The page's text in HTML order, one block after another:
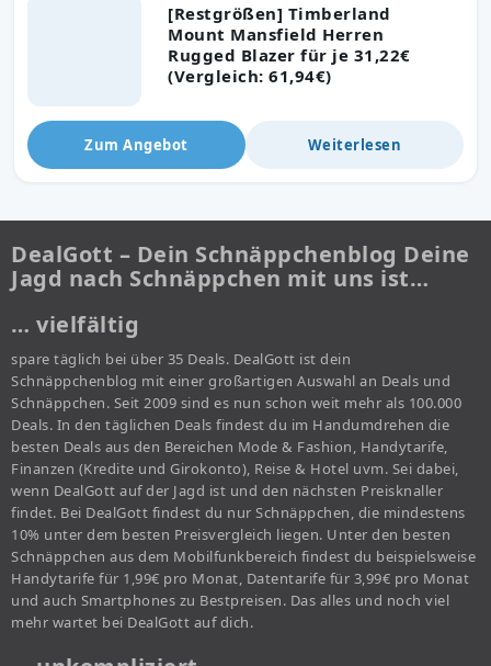
[Restgrößen] Timberland
Mount Mansfield Herren
Rugged Blazer für je 31,22€
(Vergleich: 61,94€)
Zum Angebot Weiterlesen
DealGott – Dein Schnäppchenblog Deine
Jagd nach Schnäppchen mit uns ist…
… vielfältig
spare täglich bei über 35 Deals. DealGott ist dein
Schnäppchenblog mit einer großartigen Auswahl an Deals und
Schnäppchen. Seit 2009 sind es nun schon weit mehr als 100.000
Deals. In den täglichen Deals findest du im Handumdrehen die
besten Deals aus den Bereichen Mode & Fashion, Handytarife,
Finanzen (Kredite und Girokonto), Reise & Hotel uvm. Sei dabei,
wenn DealGott auf der Jagd ist und den nächsten Preisknaller
findet. Bei DealGott findest du nur Schnäppchen, die mindestens
10% unter dem besten Preisvergleich liegen. Unter den besten
Schnäppchen aus dem Mobilfunkbereich findest du beispielsweise
Handytarife für 1,99€ pro Monat, Datentarife für 3,99€ pro Monat
und auch Smartphones zu Bestpreisen. Das alles und noch viel
mehr wartet bei DealGott auf dich.